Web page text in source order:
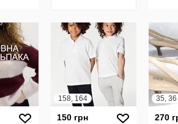
158, 164
150 грн
35, 36
270